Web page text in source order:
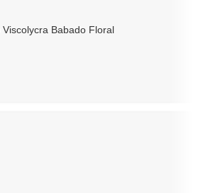
Babado Floral